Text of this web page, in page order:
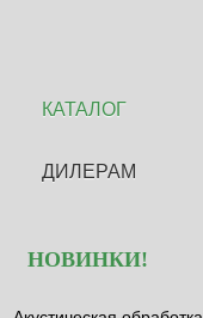
КАТАЛОГ
ДИЛЕРАМ
НОВИНКИ!